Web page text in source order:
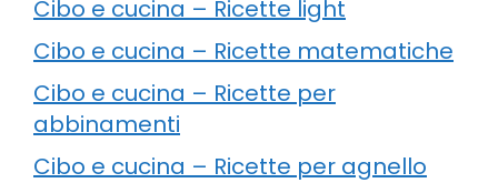
Cibo e cucina – Ricette light
Cibo e cucina – Ricette matematiche
Cibo e cucina – Ricette per
abbinamenti
Cibo e cucina – Ricette per agnello